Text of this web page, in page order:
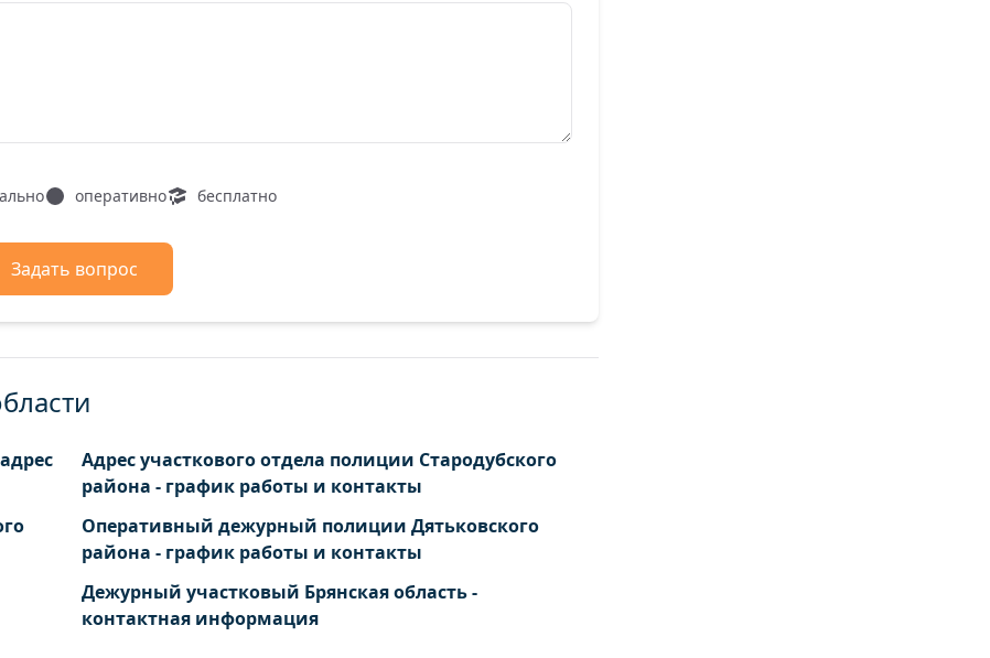
оперативно бесплатно
Задать вопрос
Адрес участкового отдела полиции Стародубского
района - график работы и контакты
Оперативный дежурный полиции Дятьковского
района - график работы и контакты
Дежурный участковый Брянская область -
контактная информация